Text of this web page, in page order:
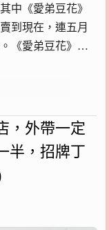
中《愛弟豆花》
到現在，連五月
《愛弟豆花》地
找，只不過附近
，外帶一定
半，招牌丁